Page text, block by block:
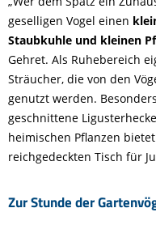
geselligen Vogel einen
Staubkuhle und kleinen
Gehret. Als Ruhebereich
Sträucher, die von den
genutzt werden.
geschnittene
heimischen Pflanzen
reichgedeckten Tisch für
Zur Stunde der